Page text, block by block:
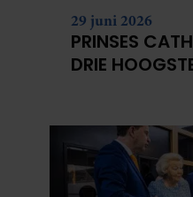
29 juni 2026
PRINSES
DRIE